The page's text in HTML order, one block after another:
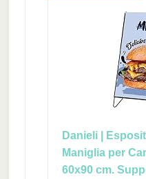
Danieli |
Maniglia per
60x90 cm.